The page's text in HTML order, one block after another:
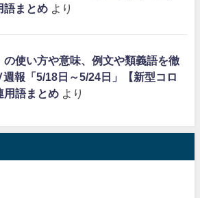
語まとめ より
の使い方や意味、例文や類義語を徹
報「5/18日～5/24日」【新型コロ
用語まとめ より